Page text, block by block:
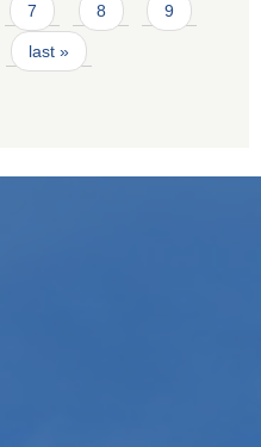
7 8 9
last »